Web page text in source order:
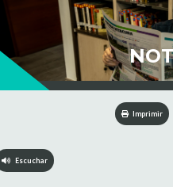
Imprimir
Escuchar